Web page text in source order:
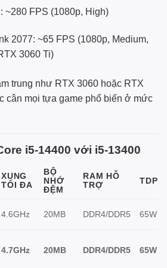
~280 FPS (1080p, High)
2077: ~65 FPS (1080p, Medium,
3060 Ti)
trung như RTX 3060 hoặc RTX
cân mọi tựa game phổ biến ở mức
i5-14400 với i5-13400
XUNG
TỐI ĐA
BỘ
NHỚ
ĐỆM
RAM HỖ
TRỢ
TDP
4.6GHz 20MB DDR4/DDR5 65W
4.7GHz 20MB DDR4/DDR5 65W